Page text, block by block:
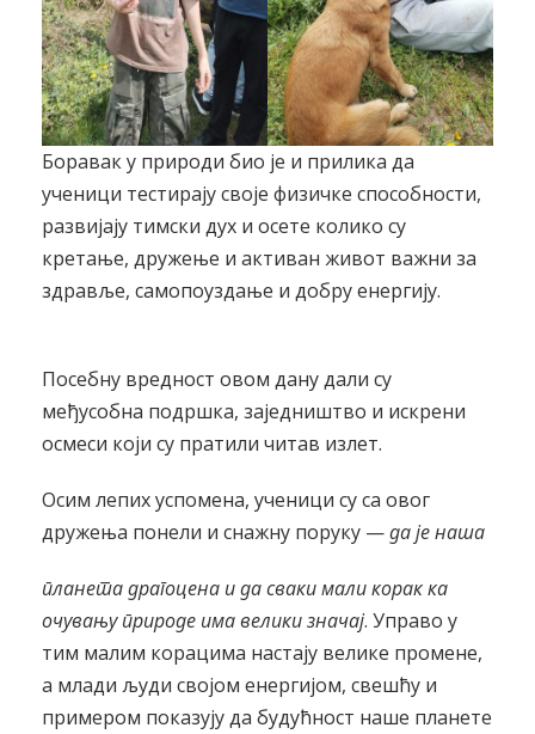
Боравак у природи био је и прилика да
ученици тестирају своје физичке способности,
развијају тимски дух и осете колико су
кретање, дружење и активан живот важни за
здравље, самопоуздање и добру енергију.
Посебну вредност овом дану дали су
међусобна подршка, заједништво и искрени
осмеси који су пратили читав излет.
Осим лепих успомена, ученици су са овог
дружења понели и снажну поруку —да је наша
планета драгоцена и да сваки мали корак ка
очувању природе има велики значај. Управо у
тим малим корацима настају велике промене,
а млади људи својом енергијом, свешћу и
примером показују да будућност наше планете